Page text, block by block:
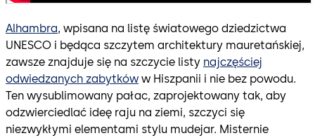
Alhambra, wpisana na listę światowego dziedzictwa
UNESCO i będąca szczytem architektury mauretańskiej,
zawsze znajduje się na szczycie listy najczęściej
odwiedzanych zabytków w Hiszpanii i nie bez powodu.
Ten wysublimowany pałac, zaprojektowany tak, aby
odzwierciedlać ideę raju na ziemi, szczyci się
niezwykłymi elementami stylu mudejar. Misternie